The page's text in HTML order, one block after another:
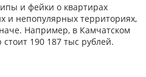
и фейки о квартирах
и непопулярных территориях,
Например, в Камчатском
190 187 тыс рублей.